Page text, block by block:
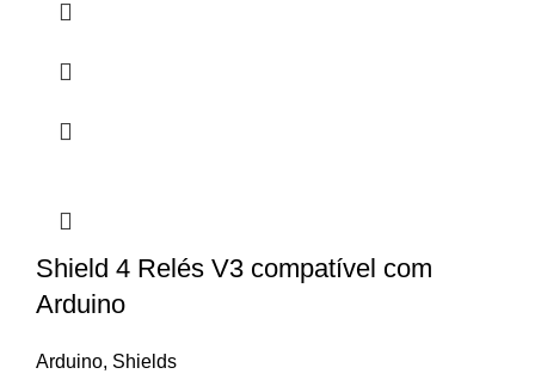
Shield 4 Relés V3 compatível com
Arduino
Arduino, Shields